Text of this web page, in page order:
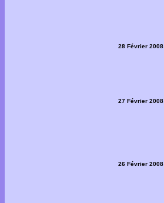
28 Février 2008
27 Février 2008
26 Février 2008